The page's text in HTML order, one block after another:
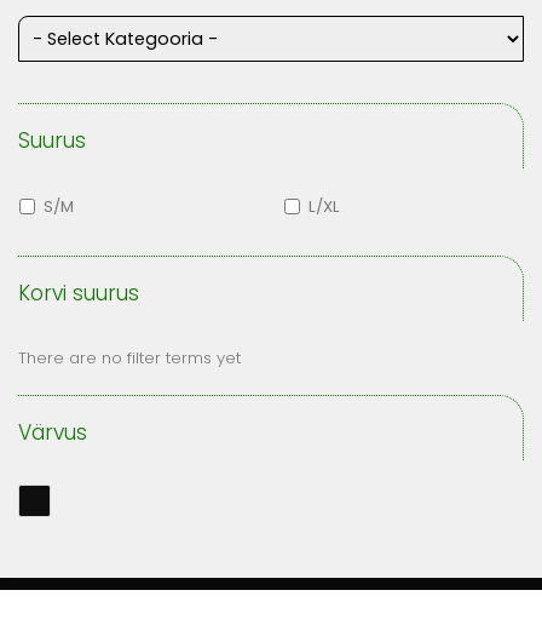
Suurus
S/M L/XL
Korvi suurus
There are no filter terms yet
Värvus